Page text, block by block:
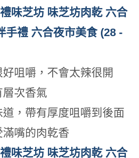
咀嚼，不會太辣很開
次香氣
，帶有厚度咀嚼到後面
嘴的肉乾香